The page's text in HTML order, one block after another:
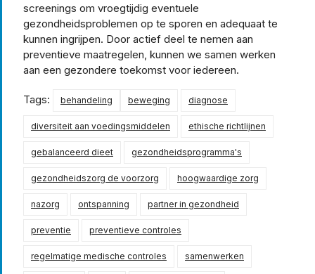
screenings om vroegtijdig eventuele
gezondheidsproblemen op te sporen en adequaat te
kunnen ingrijpen. Door actief deel te nemen aan
preventieve maatregelen, kunnen we samen werken
aan een gezondere toekomst voor iedereen.
Tags: behandeling beweging diagnose
diversiteit aan voedingsmiddelen ethische richtlijnen
gebalanceerd dieet gezondheidsprogramma's
gezondheidszorg de voorzorg hoogwaardige zorg
nazorg ontspanning partner in gezondheid
preventie preventieve controles
regelmatige medische controles samenwerken